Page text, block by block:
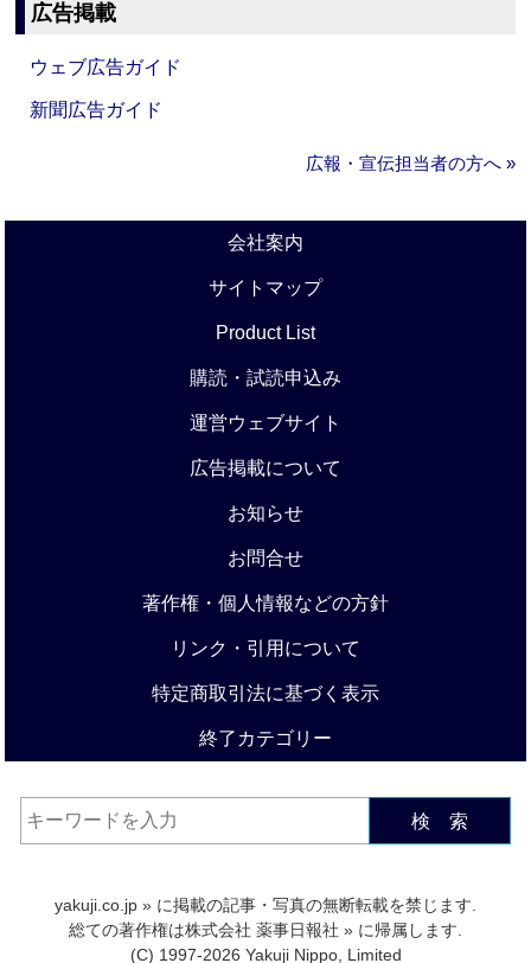
広告掲載
ウェブ広告ガイド
新聞広告ガイド
広報・宣伝担当者の方へ »
会社案内
サイトマップ
Product List
購読・試読申込み
運営ウェブサイト
広告掲載について
お知らせ
お問合せ
著作権・個人情報などの方針
リンク・引用について
特定商取引法に基づく表示
終了カテゴリー
検 索
yakuji.co.jp » に掲載の記事・写真の無断転載を禁じます.
総ての著作権は株式会社 薬事日報社 » に帰属します.
(C) 1997-2026 Yakuji Nippo, Limited